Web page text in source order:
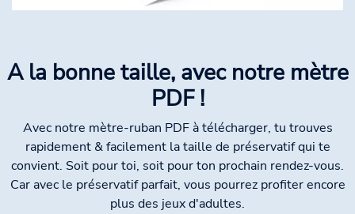
A la bonne taille, avec notre mètre
PDF !
Avec notre mètre-ruban PDF à télécharger, tu trouves
rapidement & facilement la taille de préservatif qui te
convient. Soit pour toi, soit pour ton prochain rendez-vous.
Car avec le préservatif parfait, vous pourrez profiter encore
plus des jeux d'adultes.